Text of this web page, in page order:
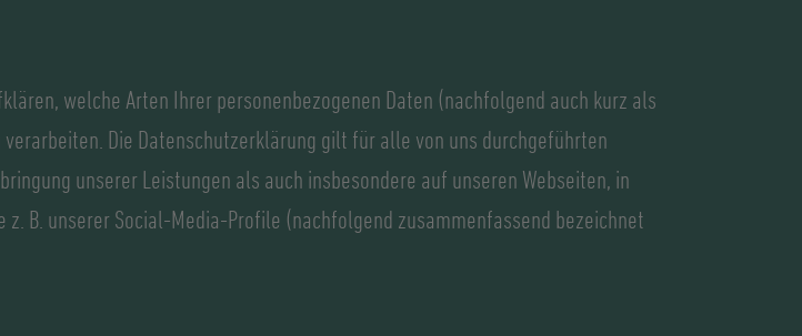
welche Arten Ihrer personenbezogenen Daten (nachfolgend auch kurz als
Die Datenschutzerklärung gilt für alle von uns durchgeführten
unserer Leistungen als auch insbesondere auf unseren Webseiten, in
B. unserer Social-Media-Profile (nachfolgend zusammenfassend bezeichnet